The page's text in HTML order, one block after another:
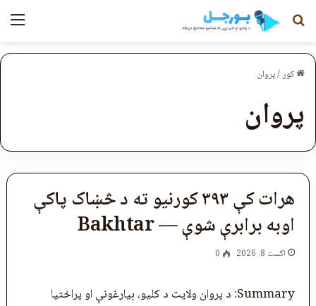
لټون
کور/پروان
پروان
هرات کې ۳۹۳ کورنیو ته د څښاک پاکې
اوبه برابرې شوې — Bakhtar
اگست 8, 2026 0
Summary: د پروان ولایت د کلیو، بیارغونې او پراختیا